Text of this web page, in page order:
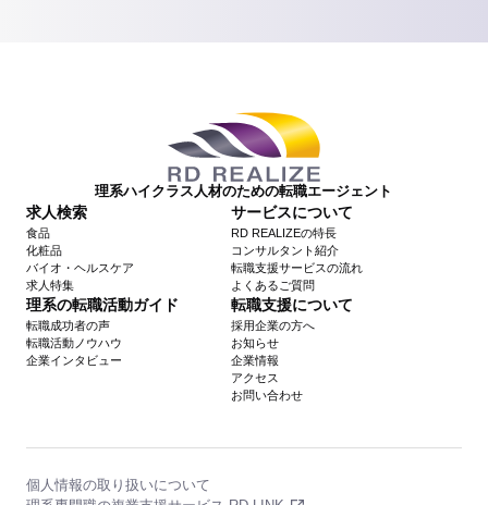
理系ハイクラス人材のための転職エージェント
求人検索
食品
化粧品
バイオ・ヘルスケア
求人特集
サービスについて
RD REALIZEの特長
コンサルタント紹介
転職支援サービスの流れ
よくあるご質問
理系の転職活動ガイド
転職成功者の声
転職活動ノウハウ
企業インタビュー
転職支援について
採用企業の方へ
お知らせ
企業情報
アクセス
お問い合わせ
個人情報の取り扱いについて